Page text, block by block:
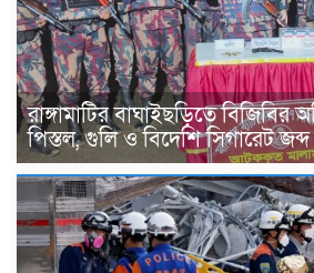
রাঙ্গামাটির বাঘাইছড়িতে বিজিবির
পিস্তল, গুলি ও বিদেশি সিগারেট জব্দ